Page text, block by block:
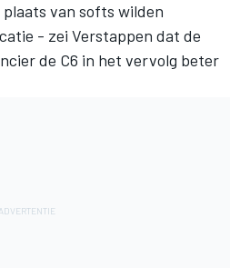
van softs wilden
- zei Verstappen dat de
de C6 in het vervolg beter